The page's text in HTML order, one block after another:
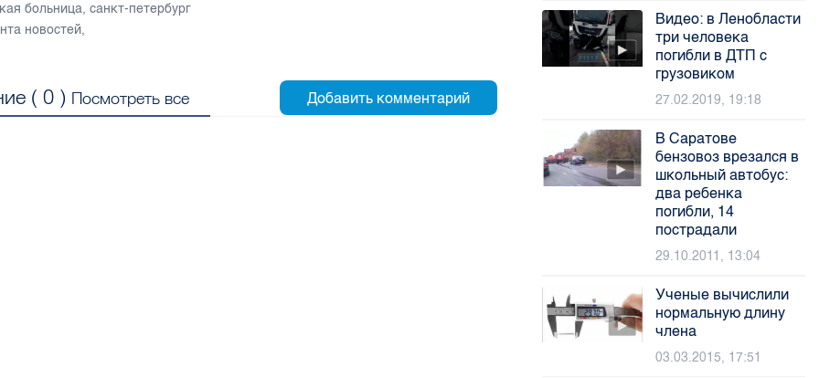
больница,санкт-петербург
новостей,
(0 ) Посмотреть все
Видео: в Ленобласти
три человека
погибли в ДТП с
грузовиком
27.02.2019, 19:18
В Саратове
бензовоз врезался в
школьный автобус:
два ребенка
погибли, 14
пострадали
29.10.2011, 13:04
Ученые вычислили
нормальную длину
члена
03.03.2015, 17:51